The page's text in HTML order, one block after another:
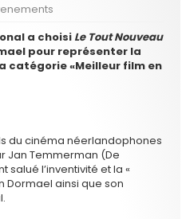
a choisi Le Tout Nouveau
pour représenter la
catégorie «Meilleur film en
du cinéma néerlandophones
Jan Temmerman (De
salué l’inventivité et la «
Dormael ainsi que son